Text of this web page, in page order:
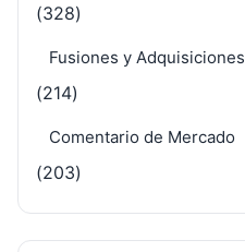
(328)
Fusiones y Adquisiciones
(214)
Comentario de Mercado
(203)